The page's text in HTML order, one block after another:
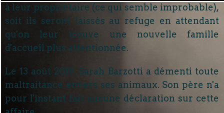
à leur propriétaire (ce qui semble improbable),
soit ils seront laissés au refuge en attendant
qu'on leur trouve une nouvelle famille
d'accueil plus attentionnée.
Le 13 août 2019, Sarah Barzotti a démenti toute
maltraitance envers ses animaux. Son père n'a
pour l'instant fait aucune déclaration sur cette